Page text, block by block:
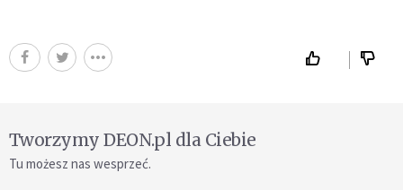
Tworzymy DEON.pl dla Ciebie
Tu możesz nas wesprzeć.